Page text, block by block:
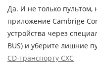
Да. И не только пультом,
приложение Cambrige
устройства через
BUS) и уберите лишние
CD-транспорту CXC